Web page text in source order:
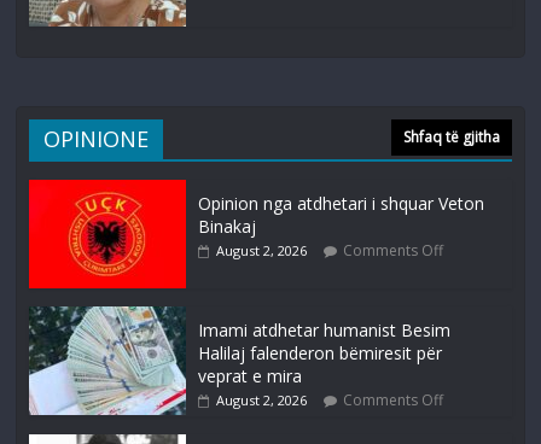
OPINIONE Shfaq të gjitha
Opinion nga atdhetari i shquar Veton
Binakaj
August 2, 2026 Comments Off
Imami atdhetar humanist Besim
Halilaj falenderon bëmiresit për
veprat e mira
August 2, 2026 Comments Off